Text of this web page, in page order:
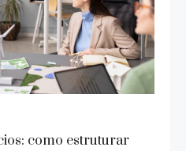
como estruturar